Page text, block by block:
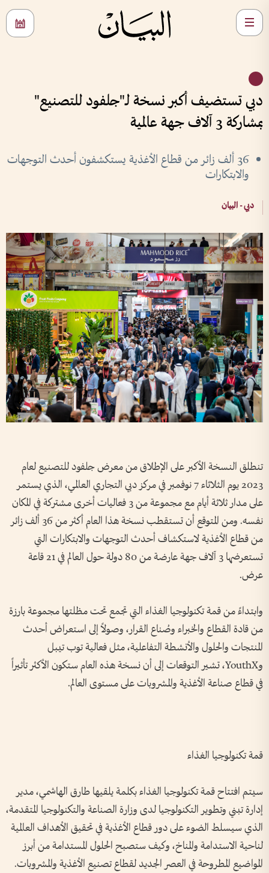
دبي تستضيف أكبر نسخة لـ"جلفود للتصنيع"
بمشاركة 3 آلاف جهة عالمية
36 ألف زائر من قطاع الأغذية يستكشفون أحدث التوجهات
والابتكارات
دبي - البيان
تنطلق النسخة الأكبر على الإطلاق من معرض جلفود للتصنيع لعام
2023 يوم الثلاثاء 7 نوفمبر في مركز دبي التجاري العالمي، الذي يستمر
على مدار ثلاثة أيام مع مجموعة من 3 فعاليات أخرى مشتركة في المكان
نفسه. ومن المتوقع أن تستقطب نسخة هذا العام أكثر من 36 ألف زائر
من قطاع الأغذية لاستكشاف أحدث التوجهات والابتكارات التي
تستعرضها 3 آلاف جهة عارضة من 80 دولة حول العالم في 21 قاعة
عرض.
وابتداءً من قمة تكنولوجيا الغذاء التي تجمع تحت مظلتها مجموعة بارزة
من قادة القطاع والخبراء وصُناع القرار، وصولاً إلى استعراض أحدث
المنتجات والحلول والأنشطة التفاعلية، مثل فعالية توب تيبل
وYouthX، تشير التوقعات إلى أن نسخة هذه العام ستكون الأكثر تأثيراً
في قطاع صناعة الأغذية والمشروبات على مستوى العالم.
قمة تكنولوجيا الغذاء
سيتم افتتاح قمة تكنولوجيا الغذاء بكلمة يلقيها طارق الهاشمي، مدير
إدارة تبني وتطوير التكنولوجيا لدى وزارة الصناعة والتكنولوجيا المتقدمة،
الذي سيسلط الضوء على دور قطاع الأغذية في تحقيق الأهداف العالمية
لناحية الاستدامة والمناخ، وكيف ستصبح الحلول المستدامة من أبرز
المواضيع المطروحة في العصر الجديد لقطاع تصنيع الأغذية والمشروبات.